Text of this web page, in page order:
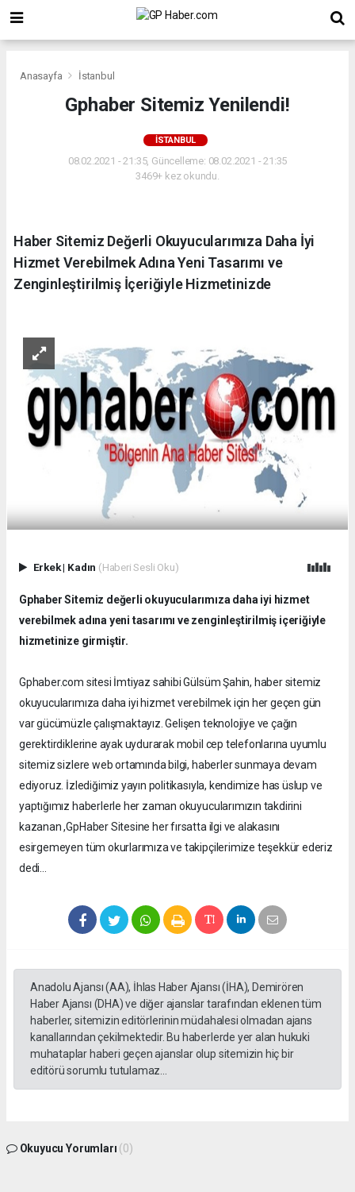
Anasayfa İstanbul
Gphaber Sitemiz Yenilendi!
İSTANBUL
08.02.2021 - 21:35, Güncelleme: 08.02.2021 - 21:35
3469+ kez okundu.
Haber Sitemiz Değerli Okuyucularımıza Daha İyi
Hizmet Verebilmek Adına Yeni Tasarımı ve
Zenginleştirilmiş İçeriğiyle Hizmetinizde
Erkek| Kadın (Haberi Sesli Oku)
Gphaber Sitemiz değerli okuyucularımıza daha iyi hizmet
verebilmek adına yeni tasarımı ve zenginleştirilmiş içeriğiyle
hizmetinize girmiştir.
Gphaber.com sitesi İmtiyaz sahibi Gülsüm Şahin, haber sitemiz
okuyucularımıza daha iyi hizmet verebilmek için her geçen gün
var gücümüzle çalışmaktayız. Gelişen teknolojiye ve çağın
gerektirdiklerine ayak uydurarak mobil cep telefonlarına uyumlu
sitemiz sizlere web ortamında bilgi, haberler sunmaya devam
ediyoruz. İzlediğimiz yayın politikasıyla, kendimize has üslup ve
yaptığımız haberlerle her zaman okuyucularımızın takdirini
kazanan ,GpHaber Sitesine her fırsatta ilgi ve alakasını
esirgemeyen tüm okurlarımıza ve takipçilerimize teşekkür ederiz
dedi…
Anadolu Ajansı (AA), İhlas Haber Ajansı (İHA), Demirören
Haber Ajansı (DHA) ve diğer ajanslar tarafından eklenen tüm
haberler, sitemizin editörlerinin müdahalesi olmadan ajans
kanallarından çekilmektedir. Bu haberlerde yer alan hukuki
muhataplar haberi geçen ajanslar olup sitemizin hiç bir
editörü sorumlu tutulamaz...
Okuyucu Yorumları (0)